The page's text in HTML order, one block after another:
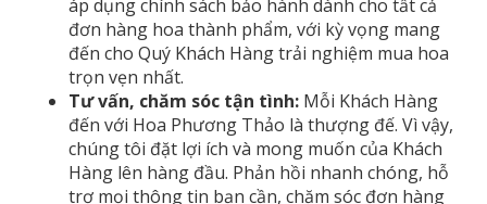
áp dụng chính sách bảo hành dành cho tất cả
đơn hàng hoa thành phẩm, với kỳ vọng mang
đến cho Quý Khách Hàng trải nghiệm mua hoa
trọn vẹn nhất.
Tư vấn, chăm sóc tận tình: Mỗi Khách Hàng
đến với Hoa Phương Thảo là thượng đế. Vì vậy,
chúng tôi đặt lợi ích và mong muốn của Khách
Hàng lên hàng đầu. Phản hồi nhanh chóng, hỗ
trợ mọi thông tin bạn cần, chăm sóc đơn hàng